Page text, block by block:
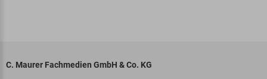
C. Maurer Fachmedien GmbH & Co. KG